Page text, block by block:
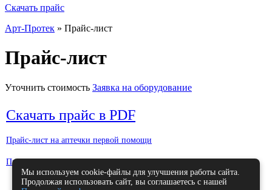
Скачать прайс
Арт-Протек » Прайс-лист
Прайс-лист
Уточнить стоимость Заявка на оборудование
Скачать прайс в PDF
Прайс-лист на аптечки первой помощи
Прайс-лист на монтерское оборудование
Мы используем cookie-файлы для улучшения работы сайта.
Продолжая использовать сайт, вы соглашаетесь с нашей